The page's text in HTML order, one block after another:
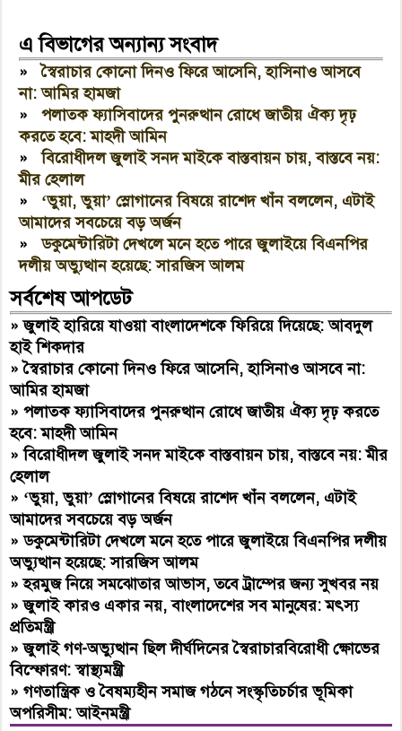
এ বিভাগের অন্যান্য সংবাদ
»স্বৈরাচার কোনো দিনও ফিরে আসেনি, হাসিনাও আসবে
না: আমির হামজা
»পলাতক ফ্যাসিবাদের পুনরুত্থান রোধে জাতীয় ঐক্য দৃঢ়
করতে হবে: মাহদী আমিন
»বিরোধীদল জুলাই সনদ মাইকে বাস্তবায়ন চায়, বাস্তবে নয়:
মীর হেলাল
» ‘ভুয়া, ভুয়া’ স্লোগানের বিষয়ে রাশেদ খাঁন বললেন, এটাই
আমাদের সবচেয়ে বড় অর্জন
»ডকুমেন্টারিটা দেখলে মনে হতে পারে জুলাইয়ে বিএনপির
দলীয় অভ্যুত্থান হয়েছে: সারজিস আলম
সর্বশেষ আপডেট
»জুলাই হারিয়ে যাওয়া বাংলাদেশকে ফিরিয়ে দিয়েছে: আবদুল
হাই শিকদার
»স্বৈরাচার কোনো দিনও ফিরে আসেনি, হাসিনাও আসবে না:
আমির হামজা
»পলাতক ফ্যাসিবাদের পুনরুত্থান রোধে জাতীয় ঐক্য দৃঢ় করতে
হবে: মাহদী আমিন
»বিরোধীদল জুলাই সনদ মাইকে বাস্তবায়ন চায়, বাস্তবে নয়: মীর
হেলাল
» ‘ভুয়া, ভুয়া’ স্লোগানের বিষয়ে রাশেদ খাঁন বললেন, এটাই
আমাদের সবচেয়ে বড় অর্জন
»ডকুমেন্টারিটা দেখলে মনে হতে পারে জুলাইয়ে বিএনপির দলীয়
অভ্যুত্থান হয়েছে: সারজিস আলম
»হরমুজ নিয়ে সমঝোতার আভাস, তবে ট্রাম্পের জন্য সুখবর নয়
»জুলাই কারও একার নয়, বাংলাদেশের সব মানুষের: মৎস্য
প্রতিমন্ত্রী
»জুলাই গণ-অভ্যুত্থান ছিল দীর্ঘদিনের স্বৈরাচারবিরোধী ক্ষোভের
বিস্ফোরণ: স্বাস্থ্যমন্ত্রী
»গণতান্ত্রিক ও বৈষম্যহীন সমাজ গঠনে সংস্কৃতিচর্চার ভূমিকা
অপরিসীম: আইনমন্ত্রী